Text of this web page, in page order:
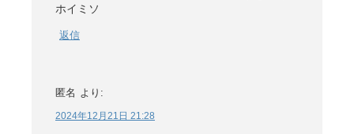
ホイミソ
返信
匿名 より:
2024年12月21日 21:28